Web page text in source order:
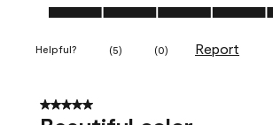
Ease of Application, 5.0 out of 5
Helpful? (5) (0) Report
5 out of 5 stars.